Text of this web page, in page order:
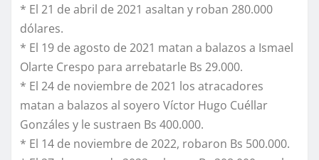
* El 21 de abril de 2021 asaltan y roban 280.000
dólares.
* El 19 de agosto de 2021 matan a balazos a Ismael
Olarte Crespo para arrebatarle Bs 29.000.
* El 24 de noviembre de 2021 los atracadores
matan a balazos al soyero Víctor Hugo Cuéllar
Gonzáles y le sustraen Bs 400.000.
* El 14 de noviembre de 2022, robaron Bs 500.000.